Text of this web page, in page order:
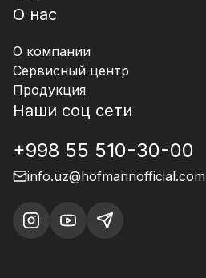
О нас
О компании
Сервисный центр
Продукция
Наши соц сети
+998 55 510-30-00
info.uz@hofmannofficial.com